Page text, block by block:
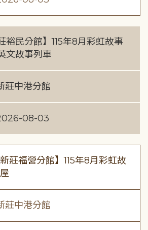
裕民分館】115年8月彩虹故事
文故事列車
莊中港分館
08-03
新莊福營分館】115年8月彩虹故
莊中港分館